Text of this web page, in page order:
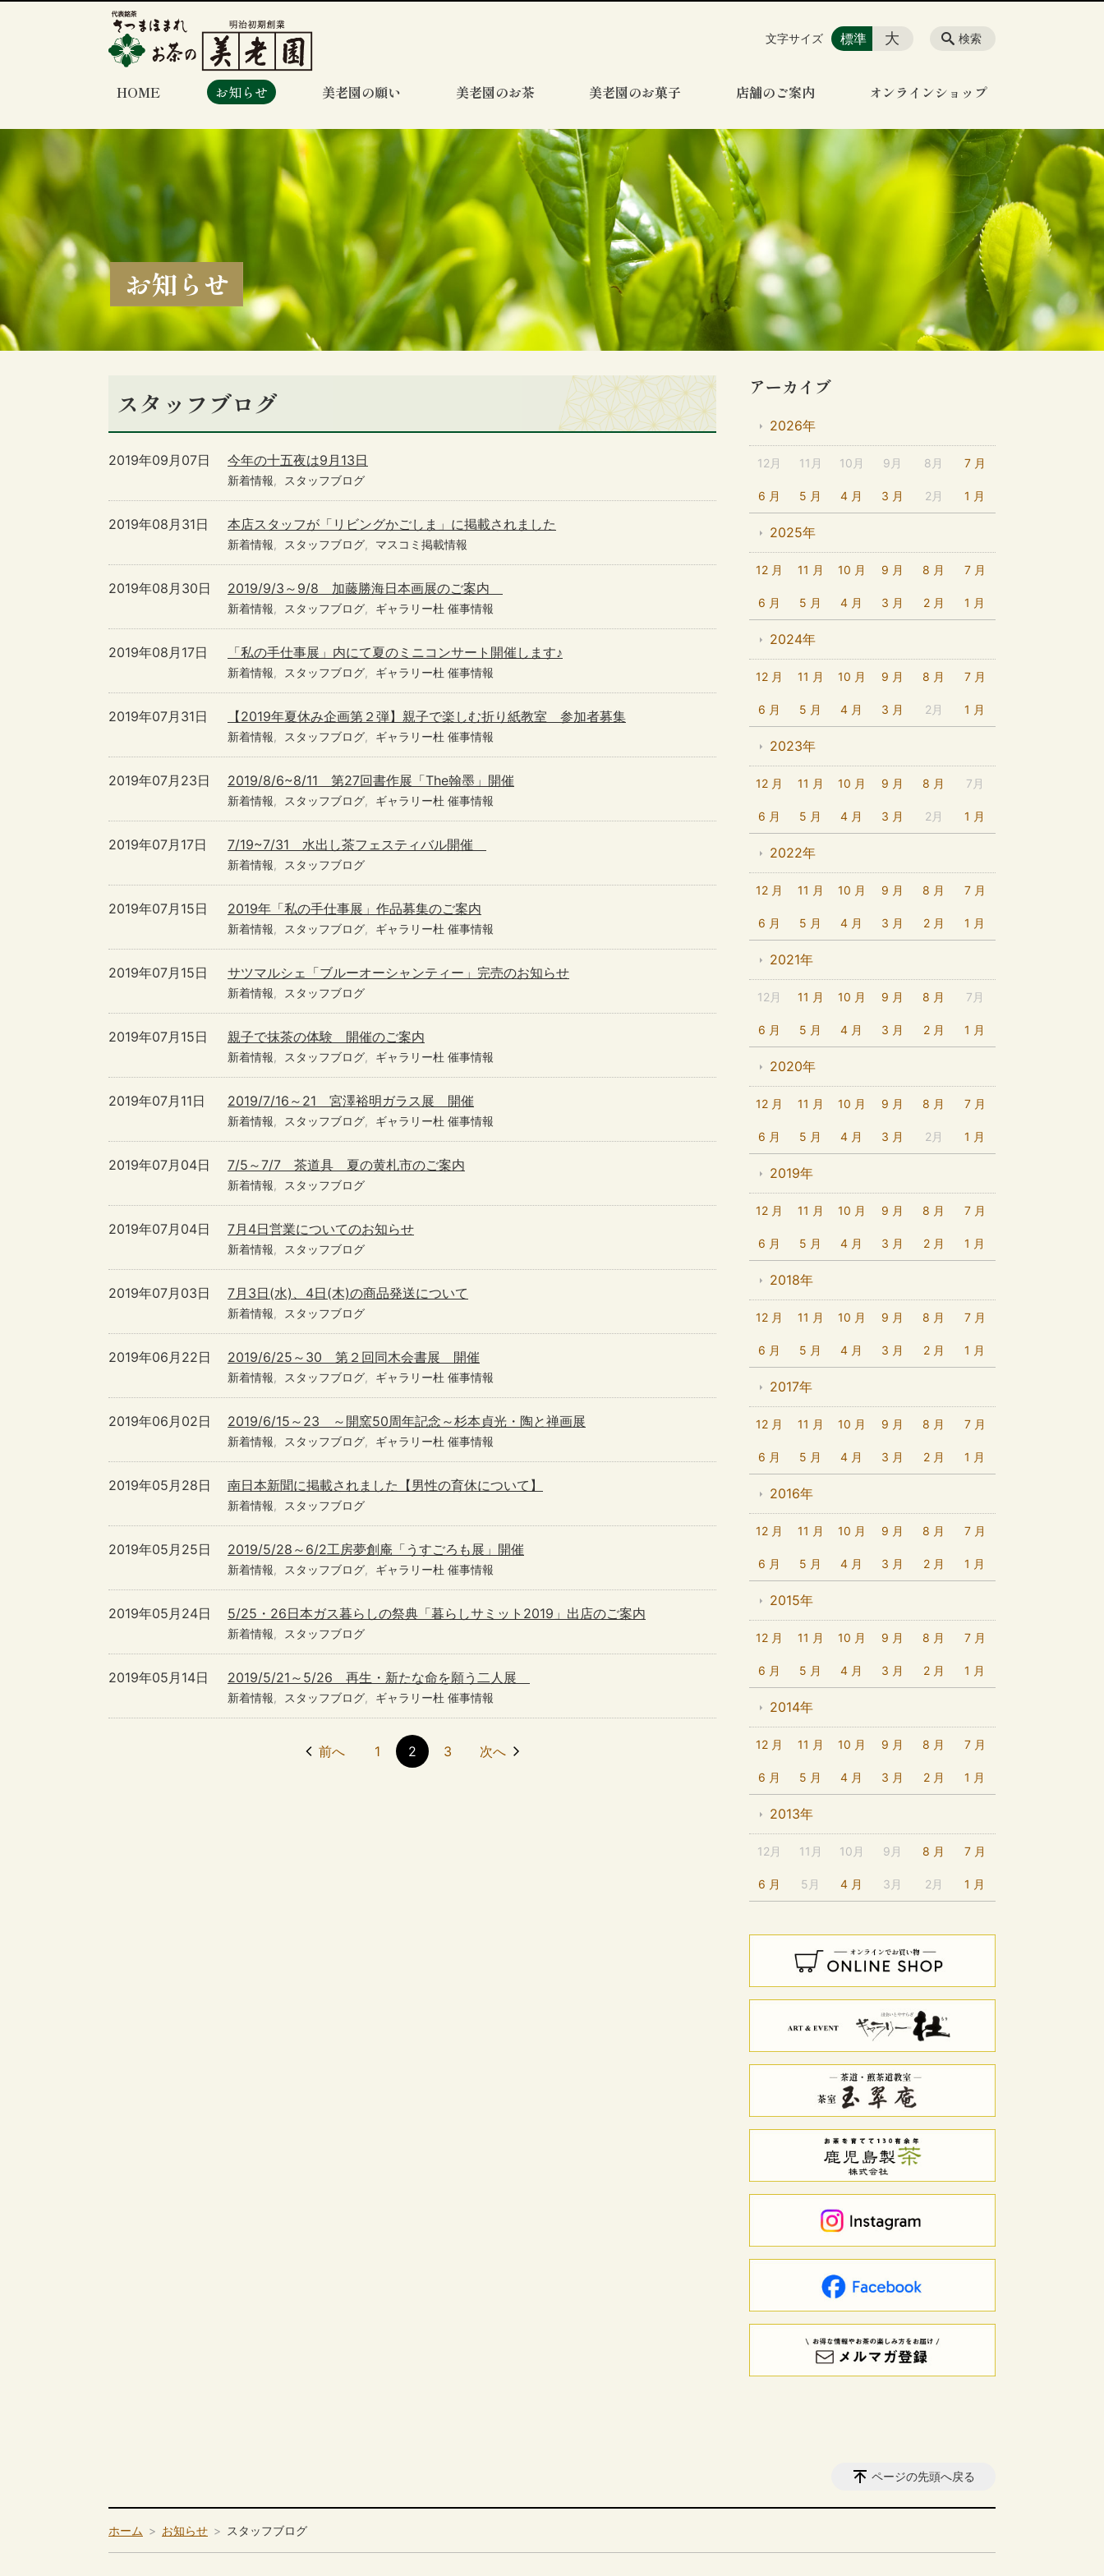
HOME お知らせ 美老園の願い 美老園のお茶 美老園のお菓子 店舗のご案内 オンラインショップ
検索
文字サイズ 標準 大
お知らせ
スタッフブログ
今年の十五夜は9月13日
2019年09月07日
新着情報 スタッフブログ
本店スタッフが「リビングかごしま」に掲載されました
2019年08月31日
新着情報 スタッフブログ マスコミ掲載情報
2019/9/3～9/8 加藤勝海日本画展のご案内
2019年08月30日
新着情報 スタッフブログ ギャラリー杜 催事情報
「私の手仕事展」内にて夏のミニコンサート開催します♪
2019年08月17日
新着情報 スタッフブログ ギャラリー杜 催事情報
【2019年夏休み企画第２弾】親子で楽しむ折り紙教室 参加者募集
2019年07月31日
新着情報 スタッフブログ ギャラリー杜 催事情報
2019/8/6~8/11 第27回書作展「The翰墨」開催
2019年07月23日
新着情報 スタッフブログ ギャラリー杜 催事情報
7/19~7/31 水出し茶フェスティバル開催
2019年07月17日
新着情報 スタッフブログ
2019年「私の手仕事展」作品募集のご案内
2019年07月15日
新着情報 スタッフブログ ギャラリー杜 催事情報
サツマルシェ「ブルーオーシャンティー」完売のお知らせ
2019年07月15日
新着情報 スタッフブログ
親子で抹茶の体験 開催のご案内
2019年07月15日
新着情報 スタッフブログ ギャラリー杜 催事情報
2019/7/16～21 宮澤裕明ガラス展 開催
2019年07月11日
新着情報 スタッフブログ ギャラリー杜 催事情報
7/5～7/7 茶道具 夏の黄札市のご案内
2019年07月04日
新着情報 スタッフブログ
7月4日営業についてのお知らせ
2019年07月04日
新着情報 スタッフブログ
7月3日(水)、4日(木)の商品発送について
2019年07月03日
新着情報 スタッフブログ
2019/6/25～30 第２回同木会書展 開催
2019年06月22日
新着情報 スタッフブログ ギャラリー杜 催事情報
2019/6/15～23 ～開窯50周年記念～杉本貞光・陶と禅画展
2019年06月02日
新着情報 スタッフブログ ギャラリー杜 催事情報
南日本新聞に掲載されました【男性の育休について】
2019年05月28日
新着情報 スタッフブログ
2019/5/28～6/2工房夢創庵「うすごろも展」開催
2019年05月25日
新着情報 スタッフブログ ギャラリー杜 催事情報
5/25・26日本ガス暮らしの祭典「暮らしサミット2019」出店のご案内
2019年05月24日
新着情報 スタッフブログ
2019/5/21～5/26 再生・新たな命を願う二人展
2019年05月14日
新着情報 スタッフブログ ギャラリー杜 催事情報
前へ 1 2 3 次へ
アーカイブ
2026年
12月 11月 10月 9月 8月 7 月
6 月 5 月 4 月 3 月 2月 1 月
2025年
12 月 11 月 10 月 9 月 8 月 7 月
6 月 5 月 4 月 3 月 2 月 1 月
2024年
12 月 11 月 10 月 9 月 8 月 7 月
6 月 5 月 4 月 3 月 2月 1 月
2023年
12 月 11 月 10 月 9 月 8 月 7月
6 月 5 月 4 月 3 月 2月 1 月
2022年
12 月 11 月 10 月 9 月 8 月 7 月
6 月 5 月 4 月 3 月 2 月 1 月
2021年
12月 11 月 10 月 9 月 8 月 7月
6 月 5 月 4 月 3 月 2 月 1 月
2020年
12 月 11 月 10 月 9 月 8 月 7 月
6 月 5 月 4 月 3 月 2月 1 月
2019年
12 月 11 月 10 月 9 月 8 月 7 月
6 月 5 月 4 月 3 月 2 月 1 月
2018年
12 月 11 月 10 月 9 月 8 月 7 月
6 月 5 月 4 月 3 月 2 月 1 月
2017年
12 月 11 月 10 月 9 月 8 月 7 月
6 月 5 月 4 月 3 月 2 月 1 月
2016年
12 月 11 月 10 月 9 月 8 月 7 月
6 月 5 月 4 月 3 月 2 月 1 月
2015年
12 月 11 月 10 月 9 月 8 月 7 月
6 月 5 月 4 月 3 月 2 月 1 月
2014年
12 月 11 月 10 月 9 月 8 月 7 月
6 月 5 月 4 月 3 月 2 月 1 月
2013年
12月 11月 10月 9月 8 月 7 月
6 月 5月 4 月 3月 2月 1 月
ページの先頭へ戻る
ホーム お知らせ スタッフブログ